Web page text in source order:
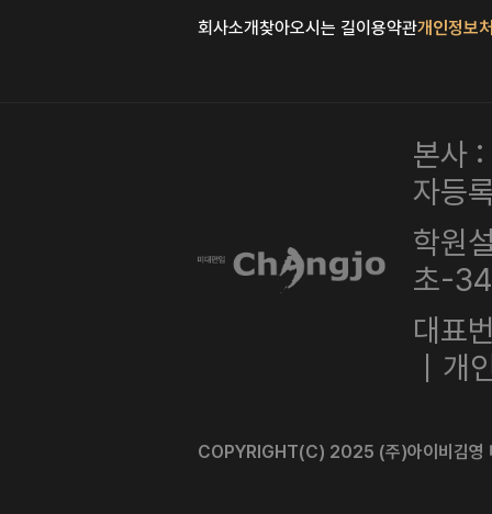
회사소개찾아오시는 길이용약관개인정보
본사
자등
학원
초-
대표
｜
COPYRIGHT(C) 2025 (주)아이비김영